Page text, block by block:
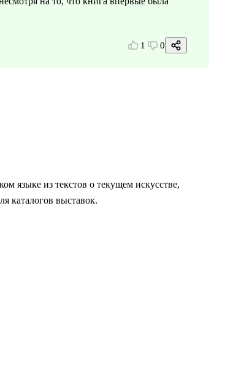
языке из текстов о текущем искусстве,
каталогов выставок.
1 0